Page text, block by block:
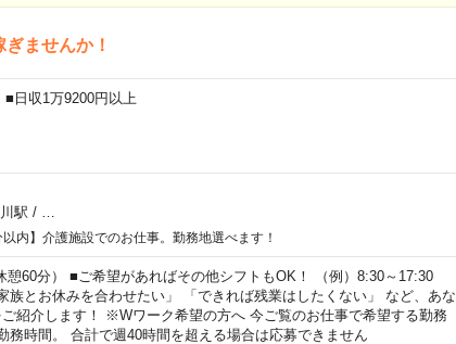
ませんか！
収1万9200円以上
駅 /
内】介護施設でのお仕事。勤務地選べます！
憩60分） ■ご希望があればその他シフトもOK！ （例）8:30～17:30
お休みを合わせたい」 「できれば残業はしたくない」 など、あな
紹介します！ ※Wワーク希望の方へ 今ご覧のお仕事で希望する勤務
務時間。 合計で週40時間を超える場合は応募できません